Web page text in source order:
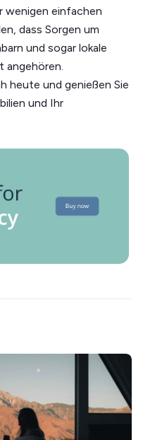
wenigen einfachen
dass Sorgen um
und sogar lokale
angehören.
heute und genießen Sie
und Ihr